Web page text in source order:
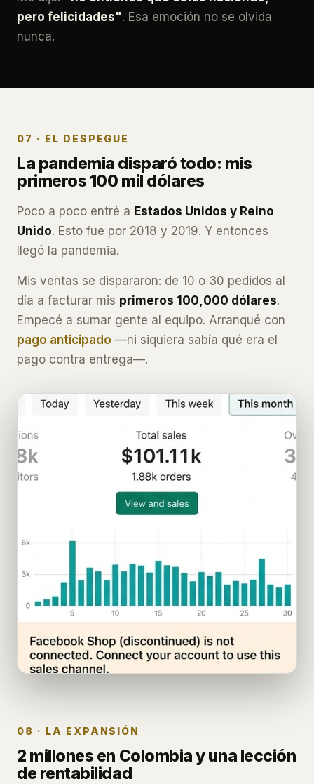
pero felicidades". Esa emoción no se olvida
nunca.
07 · EL DESPEGUE
La pandemia disparó todo: mis
primeros 100 mil dólares
Poco a poco entré a Estados Unidos y Reino
Unido. Esto fue por 2018 y 2019. Y entonces
llegó la pandemia.
Mis ventas se dispararon: de 10 o 30 pedidos al
día a facturar mis primeros 100,000 dólares.
Empecé a sumar gente al equipo. Arranqué con
pago anticipado —ni siquiera sabía qué era el
pago contra entrega—.
08 · LA EXPANSIÓN
2 millones en Colombia y una lección
de rentabilidad